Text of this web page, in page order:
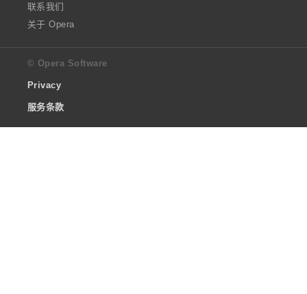
联系我们
关于 Opera
© Opera Software
Privacy
服务条款